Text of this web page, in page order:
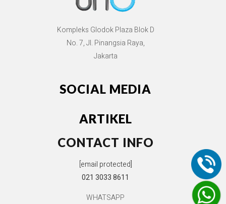
Kompleks Glodok Plaza Blok D
No. 7, Jl. Pinangsia Raya,
Jakarta
SOCIAL MEDIA
ARTIKEL
CONTACT INFO
[email protected]
021 3033 8611
WHATSAPP